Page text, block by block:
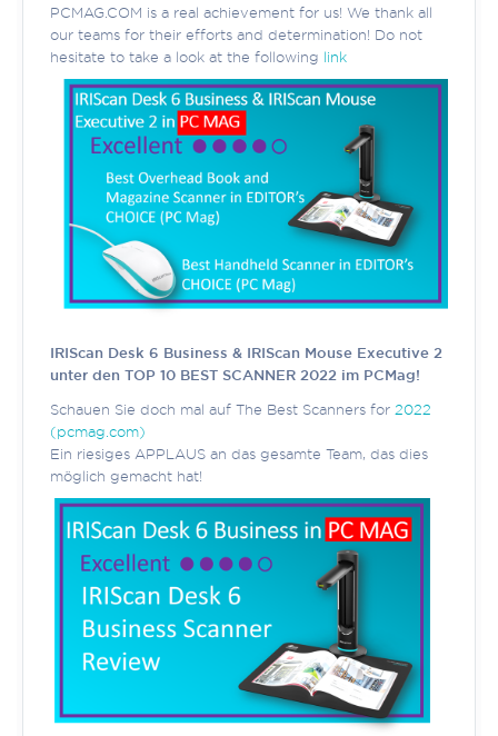
PCMAG.COM is a real achievement for us! We thank all
our teams for their efforts and determination! Do not
hesitate to take a look at the following link
IRIScan Desk 6 Business & IRIScan Mouse Executive 2
unter den TOP 10 BEST SCANNER 2022 im PCMag!
Schauen Sie doch mal auf The Best Scanners for 2022
(pcmag.com)
Ein riesiges APPLAUS an das gesamte Team, das dies
möglich gemacht hat!